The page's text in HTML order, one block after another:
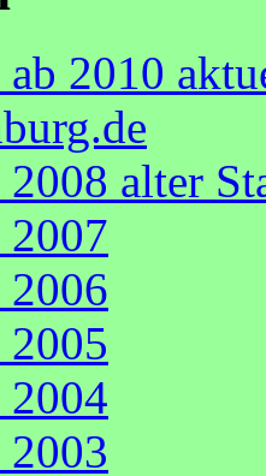
ab 2010
alter
2007
2006
2005
2004
2003